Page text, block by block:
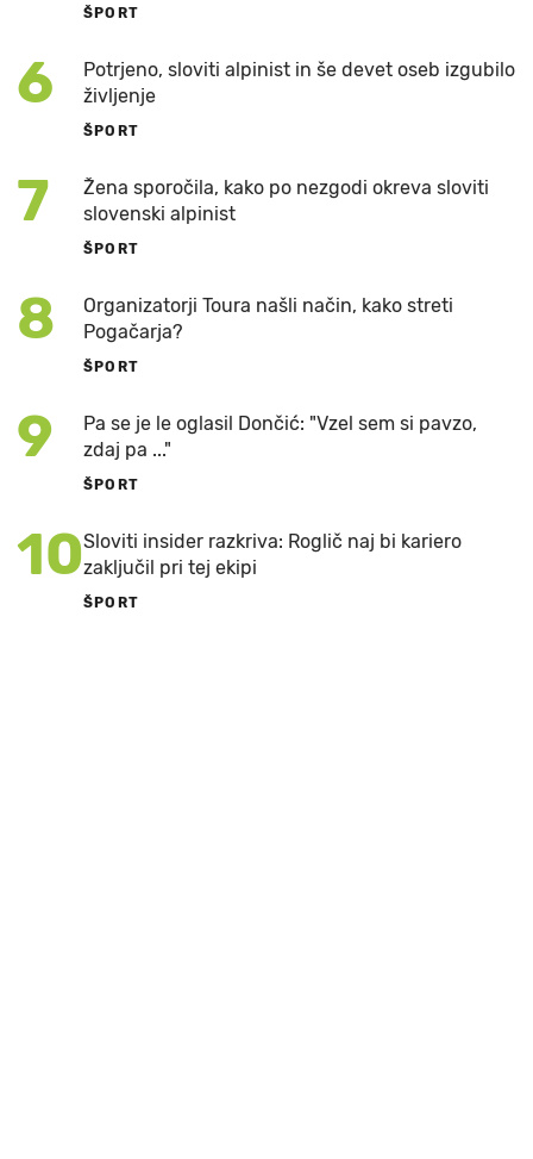
ŠPORT
6
Potrjeno, sloviti alpinist in še devet oseb izgubilo
življenje
ŠPORT
7
Žena sporočila, kako po nezgodi okreva sloviti
slovenski alpinist
ŠPORT
8
Organizatorji Toura našli način, kako streti
Pogačarja?
ŠPORT
9
Pa se je le oglasil Dončić: "Vzel sem si pavzo,
zdaj pa ..."
ŠPORT
10Sloviti insider razkriva: Roglič naj bi kariero
zaključil pri tej ekipi
ŠPORT